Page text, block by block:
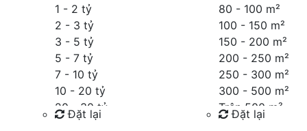
1 - 2 tỷ
2 - 3 tỷ
3 - 5 tỷ
5 - 7 tỷ
7 - 10 tỷ
10 - 20 tỷ
20 - 30 tỷ
30 - 40 tỷ
Đặt lại
80 - 100 m²
100 - 150 m²
150 - 200 m²
200 - 250 m²
250 - 300 m²
300 - 500 m²
Trên 500 m²
Đặt lại